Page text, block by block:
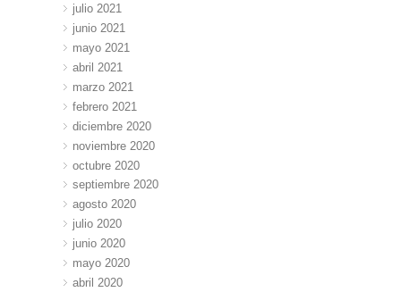
julio 2021
junio 2021
mayo 2021
abril 2021
marzo 2021
febrero 2021
diciembre 2020
noviembre 2020
octubre 2020
septiembre 2020
agosto 2020
julio 2020
junio 2020
mayo 2020
abril 2020